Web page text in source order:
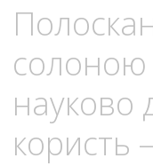
науково
користь